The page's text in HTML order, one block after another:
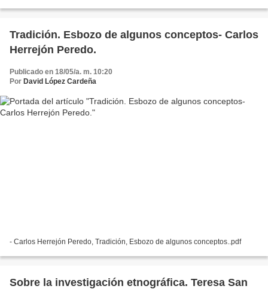
Tradición. Esbozo de algunos conceptos- Carlos
Herrejón Peredo.
Publicado en 18/05/a. m. 10:20
Por David López Cardeña
- Carlos Herrejón Peredo, Tradición, Esbozo de algunos conceptos..pdf
Sobre la investigación etnográfica. Teresa San